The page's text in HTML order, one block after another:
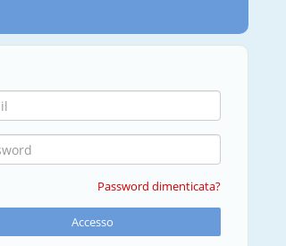
Password dimenticata?
Accesso